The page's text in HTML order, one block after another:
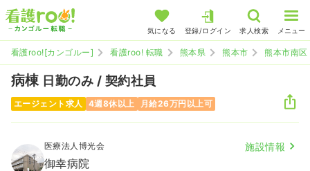
気になる 登録/ログイン 求人検索 メニュー
看護roo![カンゴルー] 看護roo! 転職 熊本県 熊本市 熊本市南区
病棟 日勤のみ / 契約社員
エージェント求人 4週8休以上 月給26万円以上可
医療法人博光会 施設情報
御幸病院